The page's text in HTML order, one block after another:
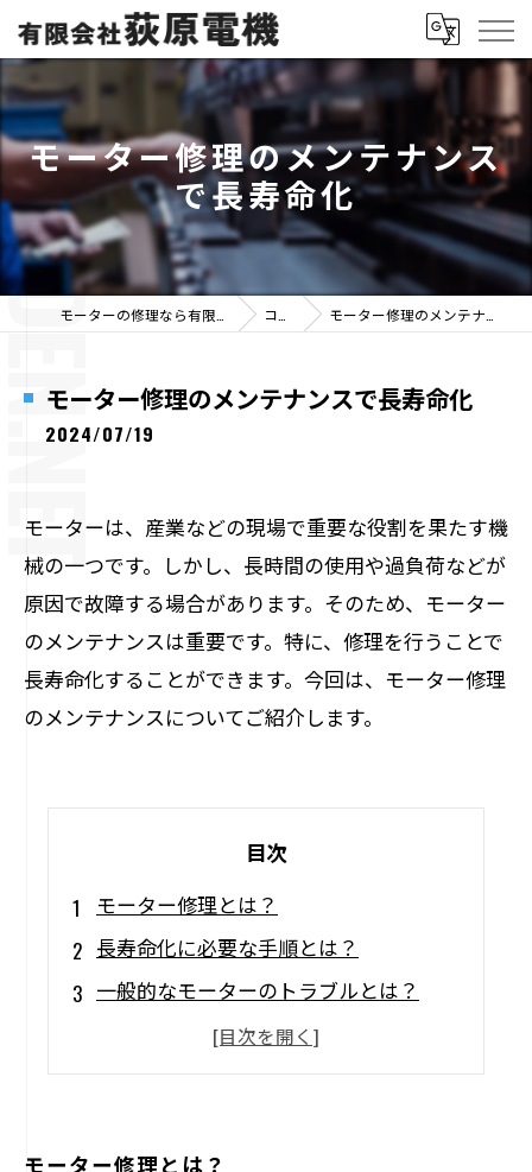
モーター修理のメンテナンス
で長寿命化
コラム モーター修理のメンテナンスで長寿命化
モーター修理のメンテナンスで長寿命化
2024/07/19
モーターは、産業などの現場で重要な役割を果たす機
械の一つです。しかし、長時間の使用や過負荷などが
原因で故障する場合があります。そのため、モーター
のメンテナンスは重要です。特に、修理を行うことで
長寿命化することができます。今回は、モーター修理
のメンテナンスについてご紹介します。
目次
モーター修理とは？
長寿命化に必要な手順とは？
一般的なモーターのトラブルとは？
モーターの部品交換で効果的な保守方法
プロに頼む？それともDIY？
モーター修理とは？